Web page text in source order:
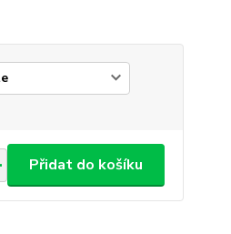
Přidat do košíku